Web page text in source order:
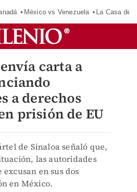
México vs Venezuela La Casa de
envía carta a
a derechos
prisión de EU
de Sinaloa señaló que,
las autoridades
en sus dos
en México.